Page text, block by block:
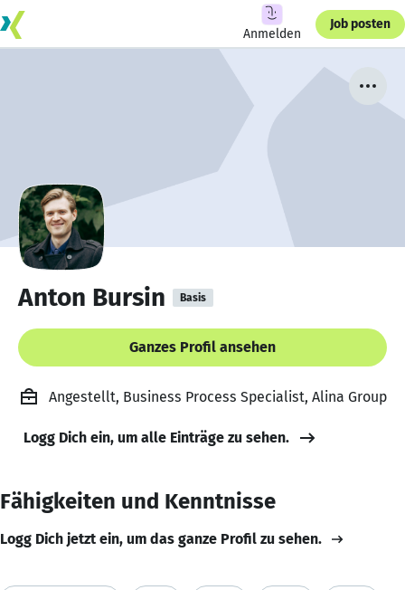
Anmelden
Job posten
Anton Bursin Basis
Ganzes Profil ansehen
Angestellt, Business Process Specialist, Alina Group
Logg Dich ein, um alle Einträge zu sehen.
Fähigkeiten und Kenntnisse
Logg Dich jetzt ein, um das ganze Profil zu sehen.